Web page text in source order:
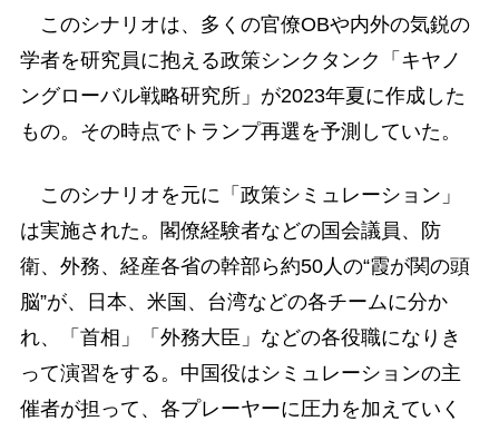
このシナリオは、多くの官僚OBや内外の気鋭の
学者を研究員に抱える政策シンクタンク「キヤノ
ングローバル戦略研究所」が2023年夏に作成した
もの。その時点でトランプ再選を予測していた。
このシナリオを元に「政策シミュレーション」
は実施された。閣僚経験者などの国会議員、防
衛、外務、経産各省の幹部ら約50人の“霞が関の頭
脳”が、日本、米国、台湾などの各チームに分か
れ、「首相」「外務大臣」などの各役職になりき
って演習をする。中国役はシミュレーションの主
催者が担って、各プレーヤーに圧力を加えていく